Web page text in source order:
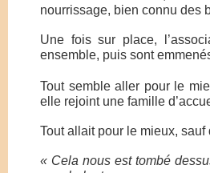
nourrissage, bien connu des
Une fois sur place,
ensemble, puis sont
Tout semble aller pour le
elle rejoint une famille
Tout allait pour le mieux,
« Cela nous est tombé